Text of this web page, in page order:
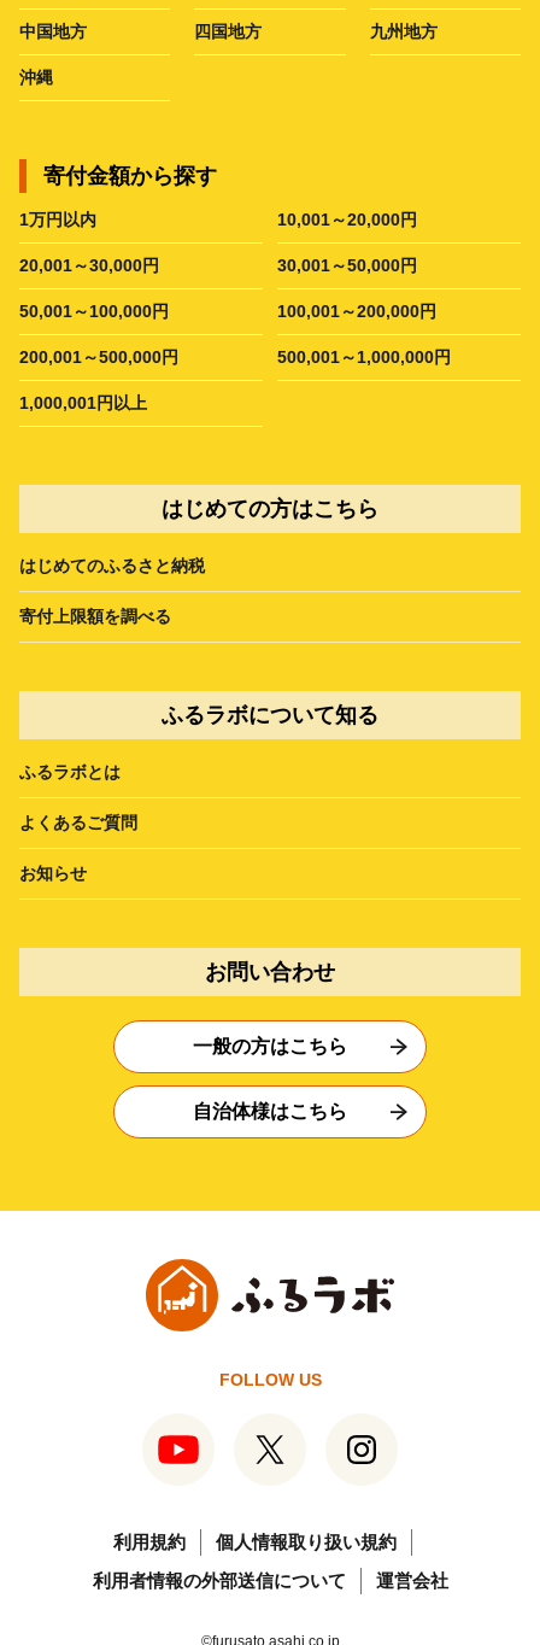
中国地方 四国地方 九州地方
沖縄
寄付金額から探す
1万円以内 10,001～20,000円
20,001～30,000円 30,001～50,000円
50,001～100,000円 100,001～200,000円
200,001～500,000円 500,001～1,000,000円
1,000,001円以上
はじめての方はこちら
はじめてのふるさと納税
寄付上限額を調べる
ふるラボについて知る
ふるラボとは
よくあるご質問
お知らせ
お問い合わせ
一般の方はこちら
自治体様はこちら
FOLLOW US
利用規約
個人情報取り扱い規約
利用者情報の外部送信について
運営会社
©furusato.asahi.co.jp